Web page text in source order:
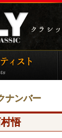
ラシックTOP
ナンバー
悟